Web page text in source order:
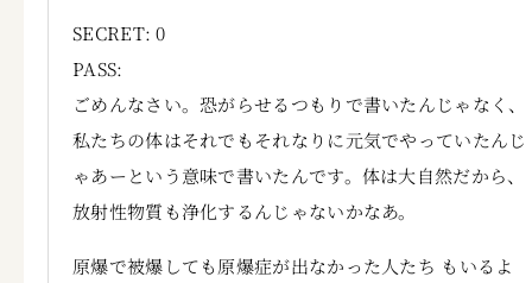
SECRET: 0
PASS:
ごめんなさい。恐がらせるつもりで書いたんじゃなく、
私たちの体はそれでもそれなりに元気でやっていたんじ
ゃあーという意味で書いたんです。体は大自然だから、
放射性物質も浄化するんじゃないかなあ。
原爆で被爆しても原爆症が出なかった人たち もいるよ